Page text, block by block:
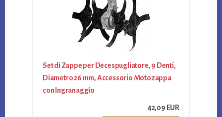
Set di Zappe per Decespugliatore, 9 Denti,
Diametro 26 mm, Accessorio Motozappa
con Ingranaggio
42,09 EUR